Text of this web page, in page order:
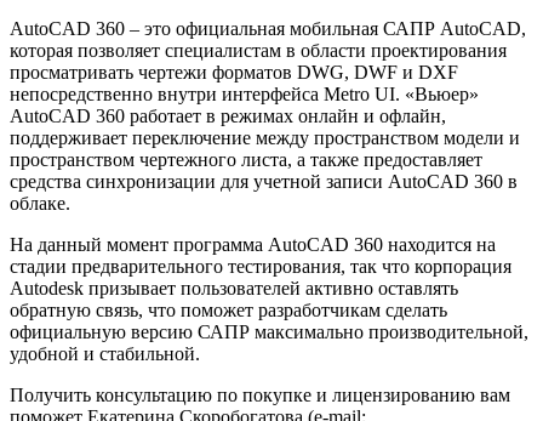
AutoCAD 360 – это официальная мобильная САПР AutoCAD,
которая позволяет специалистам в области проектирования
просматривать чертежи форматов DWG, DWF и DXF
непосредственно внутри интерфейса Metro UI. «Вьюер»
AutoCAD 360 работает в режимах онлайн и офлайн,
поддерживает переключение между пространством модели и
пространством чертежного листа, а также предоставляет
средства синхронизации для учетной записи AutoCAD 360 в
облаке.
На данный момент программа AutoCAD 360 находится на
стадии предварительного тестирования, так что корпорация
Autodesk призывает пользователей активно оставлять
обратную связь, что поможет разработчикам сделать
официальную версию САПР максимально производительной,
удобной и стабильной.
Получить консультацию по покупке и лицензированию вам